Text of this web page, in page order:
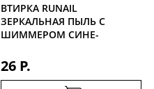
ВТИРКА RUNAIL
ЗЕРКАЛЬНАЯ ПЫЛЬ С
ШИММЕРОМ СИНЕ-
26 Р.